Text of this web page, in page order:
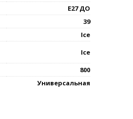
E27 ДО
39
Ice
Ice
800
Универсальная